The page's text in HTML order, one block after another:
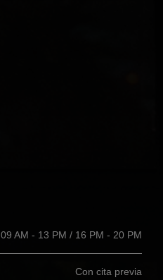
09 AM - 13 PM / 16 PM - 20 PM
Con cita previa